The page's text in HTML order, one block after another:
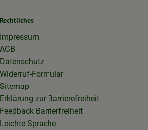
Rechtliches
Impressum
AGB
Datenschutz
Widerruf-Formular
Sitemap
Erklärung zur Barrierefreiheit
Feedback Barrierfreiheit
Leichte Sprache